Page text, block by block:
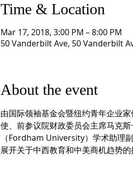
Time & Location
Mar 17, 2018, 3:00 PM – 8:00 PM
50 Vanderbilt Ave, 50 Vanderbilt
About the event
由国际领袖基金会暨纽约青年企业
使、前参议院财政委员会主席马克
（Fordham University）学术助理
展开关于中西教育和中美商机趋势